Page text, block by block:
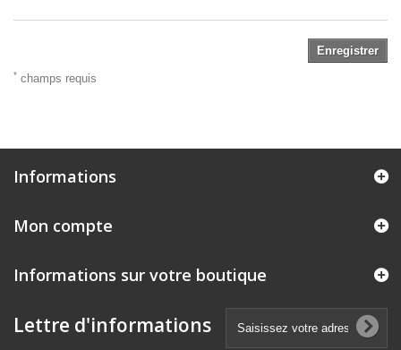
Enregistrer
* champs requis
Informations
Mon compte
Informations sur votre boutique
Lettre d'informations